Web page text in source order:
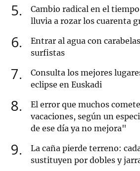
5
Cambio radical en el
lluvia a rozar los cuarenta
6
Entrar al agua con
surfistas
7
Consulta los mejores
eclipse en Euskadi
8
El error que muchos
vacaciones, según un
de ese día ya no mejora"
9
La caña pierde terreno:
sustituyen por dobles y